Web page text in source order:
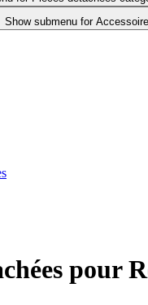
Show submenu for
pour